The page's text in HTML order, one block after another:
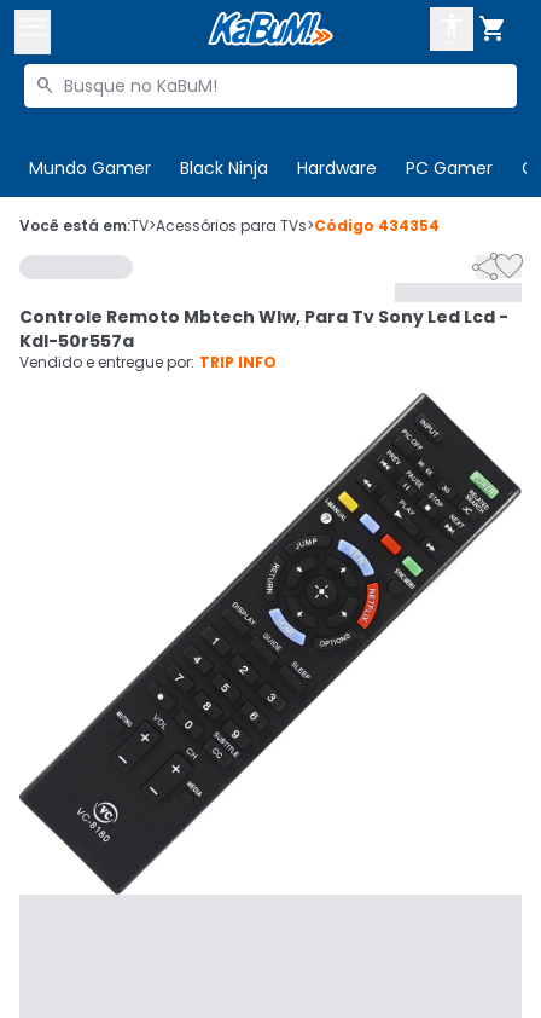

Buscar produtos

Mundo Gamer Black Ninja Hardware PC Gamer
 Olá. Acesse sua conta
 Departamentos
Cupons
CADASTRE-SE
Você está em:TV>Acessórios para TVs>Código 434354

Controle Remoto Mbtech Wlw, Para Tv Sony Led Lcd -
Kdl-50r557a
Vendido e entregue por: TRIP INFO